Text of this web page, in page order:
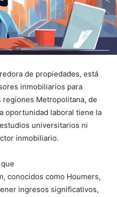
de propiedades, está
inmobiliarios para
regiones Metropolitana, de
oportunidad laboral tiene la
universitarios ni
inmobiliario.
conocidos como Houmers,
ingresos significativos,